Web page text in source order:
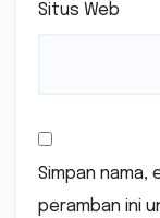
Situs Web
Simpan nama,
peramban ini